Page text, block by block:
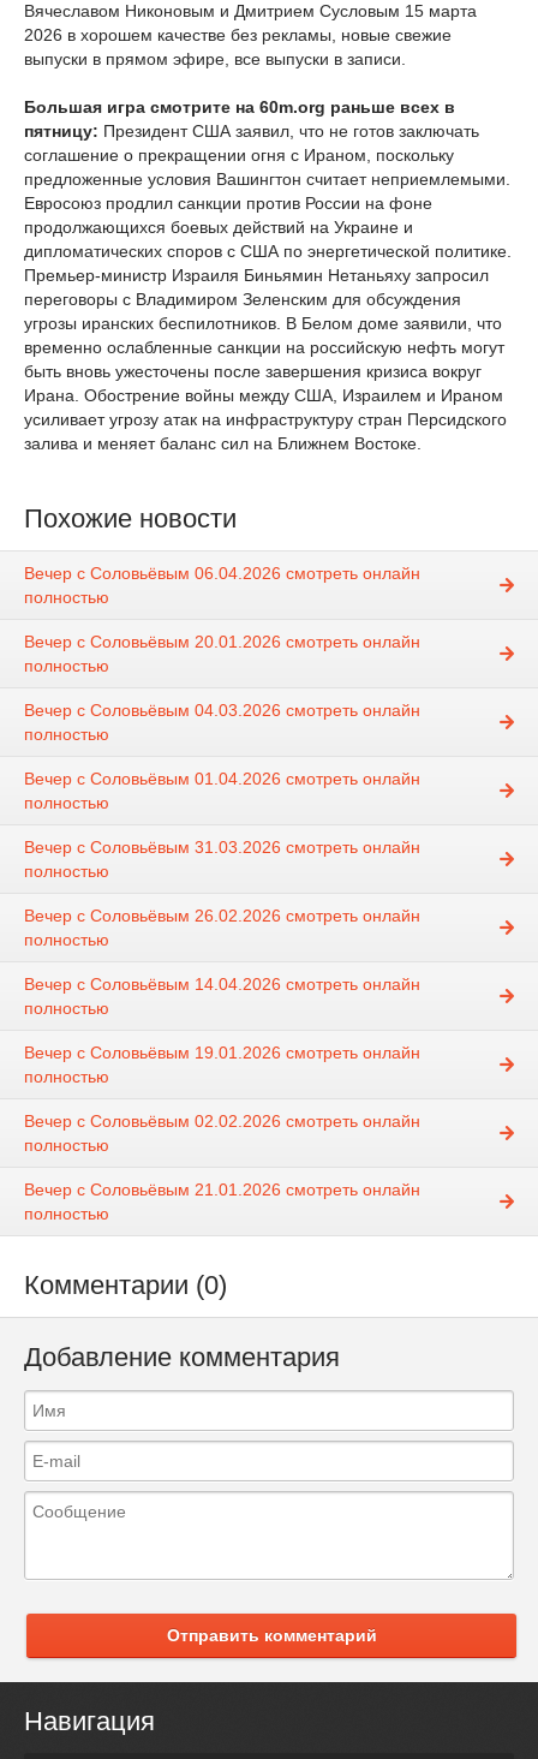
Вячеславом Никоновым и Дмитрием Сусловым 15 марта
2026 в хорошем качестве без рекламы, новые свежие
выпуски в прямом эфире, все выпуски в записи.
Большая игра смотрите на 60m.org раньше всех в
пятницу: Президент США заявил, что не готов заключать
соглашение о прекращении огня с Ираном, поскольку
предложенные условия Вашингтон считает неприемлемыми.
Евросоюз продлил санкции против России на фоне
продолжающихся боевых действий на Украине и
дипломатических споров с США по энергетической политике.
Премьер-министр Израиля Биньямин Нетаньяху запросил
переговоры с Владимиром Зеленским для обсуждения
угрозы иранских беспилотников. В Белом доме заявили, что
временно ослабленные санкции на российскую нефть могут
быть вновь ужесточены после завершения кризиса вокруг
Ирана. Обострение войны между США, Израилем и Ираном
усиливает угрозу атак на инфраструктуру стран Персидского
залива и меняет баланс сил на Ближнем Востоке.
Похожие новости
Вечер с Соловьёвым 06.04.2026 смотреть онлайн
полностью
Вечер с Соловьёвым 20.01.2026 смотреть онлайн
полностью
Вечер с Соловьёвым 04.03.2026 смотреть онлайн
полностью
Вечер с Соловьёвым 01.04.2026 смотреть онлайн
полностью
Вечер с Соловьёвым 31.03.2026 смотреть онлайн
полностью
Вечер с Соловьёвым 26.02.2026 смотреть онлайн
полностью
Вечер с Соловьёвым 14.04.2026 смотреть онлайн
полностью
Вечер с Соловьёвым 19.01.2026 смотреть онлайн
полностью
Вечер с Соловьёвым 02.02.2026 смотреть онлайн
полностью
Вечер с Соловьёвым 21.01.2026 смотреть онлайн
полностью
Комментарии (0)
Добавление комментария
Отправить комментарий
Навигация